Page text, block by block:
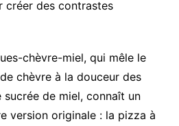
créer des contrastes
chèvre-miel, qui mêle le
chèvre à la douceur des
de miel, connaît un
version originale : la pizza à